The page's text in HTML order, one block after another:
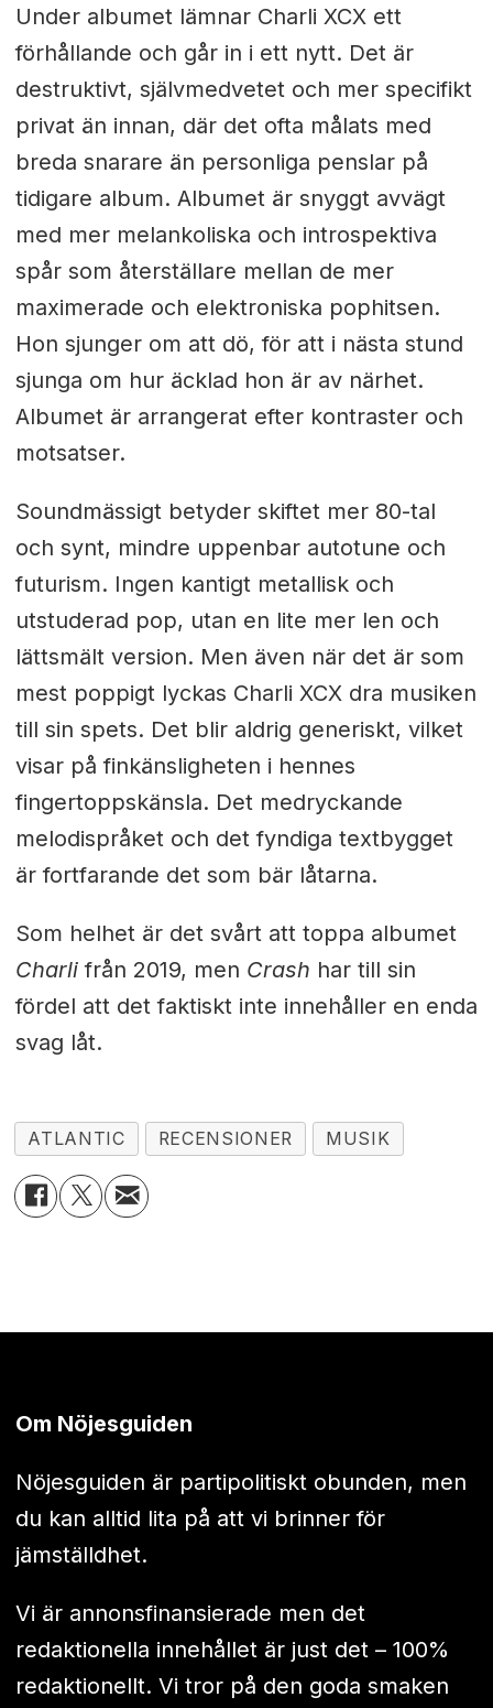
Under albumet lämnar Charli XCX ett
förhållande och går in i ett nytt. Det är
destruktivt, självmedvetet och mer specifikt
privat än innan, där det ofta målats med
breda snarare än personliga penslar på
tidigare album. Albumet är snyggt avvägt
med mer melankoliska och introspektiva
spår som återställare mellan de mer
maximerade och elektroniska pophitsen.
Hon sjunger om att dö, för att i nästa stund
sjunga om hur äcklad hon är av närhet.
Albumet är arrangerat efter kontraster och
motsatser.
Soundmässigt betyder skiftet mer 80-tal
och synt, mindre uppenbar autotune och
futurism. Ingen kantigt metallisk och
utstuderad pop, utan en lite mer len och
lättsmält version. Men även när det är som
mest poppigt lyckas Charli XCX dra musiken
till sin spets. Det blir aldrig generiskt, vilket
visar på finkänsligheten i hennes
fingertoppskänsla. Det medryckande
melodispråket och det fyndiga textbygget
är fortfarande det som bär låtarna.
Som helhet är det svårt att toppa albumet
Charlifrån 2019, men Crash har till sin
fördel att det faktiskt inte innehåller en enda
svag låt.
ATLANTIC RECENSIONER MUSIK
Om Nöjesguiden
Nöjesguiden är partipolitiskt obunden, men
du kan alltid lita på att vi brinner för
jämställdhet.
Vi är annonsfinansierade men det
redaktionella innehållet är just det – 100%
redaktionellt. Vi tror på den goda smaken